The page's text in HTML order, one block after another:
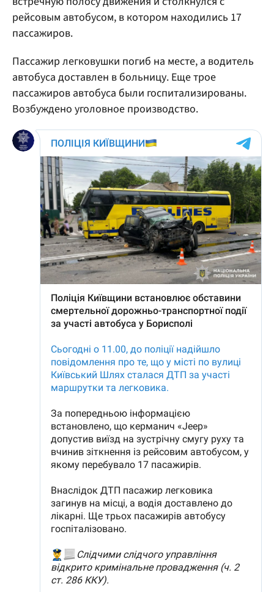
рейсовым автобусом, в котором находились 17
пассажиров.
Пассажир легковушки погиб на месте, а водитель
автобуса доставлен в больницу. Еще трое
пассажиров автобуса были госпитализированы.
Возбуждено уголовное производство.